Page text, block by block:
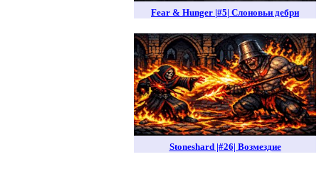
Fear & Hunger |#5| Слоновьи дебри
Stoneshard |#26| Возмездие